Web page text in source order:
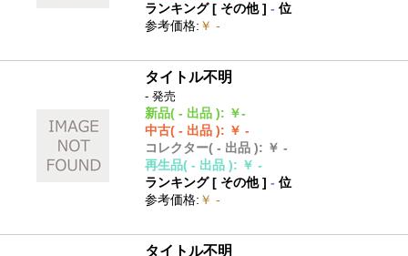
ランキング [ その他]- 位
参考価格: ￥ -
タイトル不明
- 発売
新品( - 出品 ): ￥-
中古( - 出品 ): ￥ -
コレクター( - 出品 ): ￥ -
再生品( - 出品 ): ￥ -
ランキング [ その他]- 位
参考価格: ￥ -
タイトル不明